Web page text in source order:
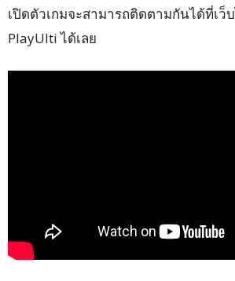
เปิดตัวเกมจะสามารถติดตามกันได้ที่เว็
PlayUlti ได้เลย